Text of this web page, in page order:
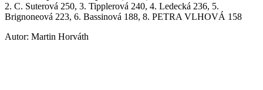
2. C. Suterová 250, 3. Tipplerová 240, 4. Ledecká 236, 5.
Brignoneová 223, 6. Bassinová 188, 8. PETRA VLHOVÁ 158
Autor: Martin Horváth